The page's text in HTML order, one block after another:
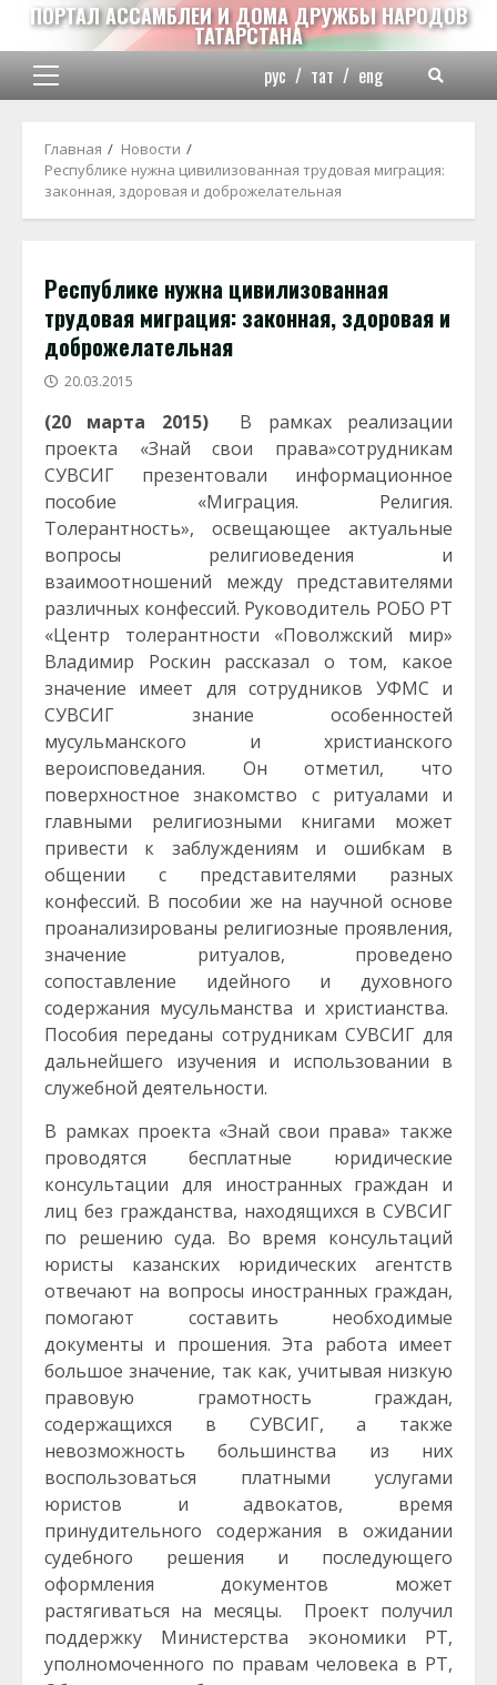
Перейти
содержимому
ПОРТАЛ АССАМБЛЕИ И ДОМА ДРУЖБЫ НАРОДОВ
ТАТАРСТАНА
Основное
рус / тат / eng
Главная
Новости
Республике нужна цивилизованная трудовая миграция:
законная, здоровая и доброжелательная
Республике нужна цивилизованная
трудовая миграция: законная, здоровая и
доброжелательная
20.03.2015
(20 марта 2015)
В рамках реализации
проекта «Знай свои права»сотрудникам
СУВСИГ презентовали информационное
пособие «Миграция. Религия.
Толерантность», освещающее актуальные
вопросы религиоведения и
взаимоотношений между представителями
различных конфессий. Руководитель РОБО РТ
«Центр толерантности «Поволжский мир»
Владимир Роскин рассказал о том, какое
значение имеет для сотрудников УФМС и
СУВСИГ знание особенностей
мусульманского и христианского
вероисповедания. Он отметил, что
поверхностное знакомство с ритуалами и
главными религиозными книгами может
привести к заблуждениям и ошибкам в
общении с представителями разных
конфессий. В пособии же на научной основе
проанализированы религиозные проявления,
значение ритуалов, проведено
сопоставление идейного и духовного
содержания мусульманства и христианства.
Пособия переданы сотрудникам СУВСИГ для
дальнейшего изучения и использовании в
служебной деятельности.
В рамках проекта «Знай свои права» также
проводятся бесплатные юридические
консультации для иностранных граждан и
лиц без гражданства, находящихся в СУВСИГ
по решению суда. Во время консультаций
юристы казанских юридических агентств
отвечают на вопросы иностранных граждан,
помогают составить необходимые
документы и прошения. Эта работа имеет
большое значение, так как, учитывая низкую
правовую грамотность граждан,
содержащихся в СУВСИГ, а также
невозможность большинства из них
воспользоваться платными услугами
юристов и адвокатов, время
принудительного содержания в ожидании
судебного решения и последующего
оформления документов может
растягиваться на месяцы. Проект получил
поддержку Министерства экономики РТ,
уполномоченного по правам человека в РТ,